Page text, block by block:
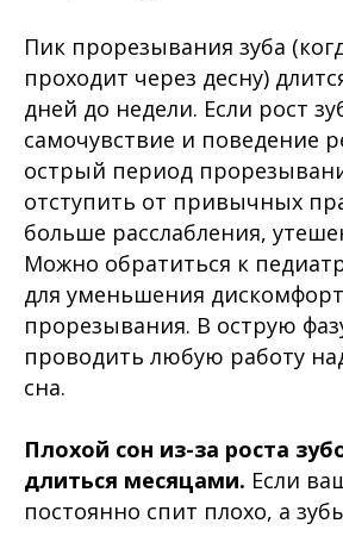
Пик прорезывания зуба
проходит через десну)
дней до недели. Если рост
самочувствие и поведение
острый период
отступить от привычных
больше расслабления,
Можно обратиться к
для уменьшения
прорезывания. В острую
проводить любую работу
сна.
Плохой сон из-за роста
длиться месяцами. Если
постоянно спит плохо, а